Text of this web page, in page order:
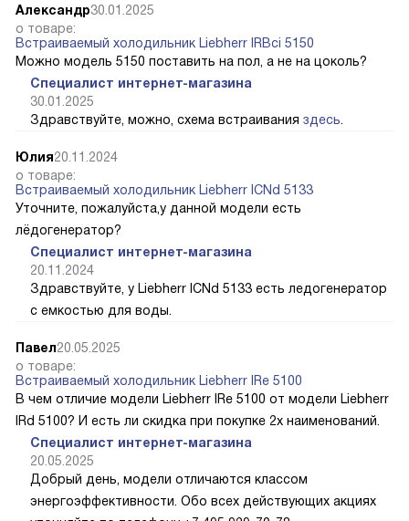
Александр30.01.2025
о товаре:
Встраиваемый холодильник Liebherr IRBci 5150
Можно модель 5150 поставить на пол, а не на цоколь?
Специалист интернет-магазина
30.01.2025
Здравствуйте, можно, схема встраивания здесь
Юлия20.11.2024
о товаре:
Встраиваемый холодильник Liebherr ICNd 5133
Уточните, пожалуйста,у данной модели есть
лёдогенератор?
Специалист интернет-магазина
20.11.2024
Здравствуйте, у Liebherr ICNd 5133 есть ледогенератор
с емкостью для воды.
Павел20.05.2025
о товаре:
Встраиваемый холодильник Liebherr IRe 5100
В чем отличие модели Liebherr IRe 5100 от модели Liebherr
IRd 5100? И есть ли скидка при покупке 2х наименований.
Специалист интернет-магазина
20.05.2025
Добрый день, модели отличаются классом
энергоэффективности. Обо всех действующих акциях